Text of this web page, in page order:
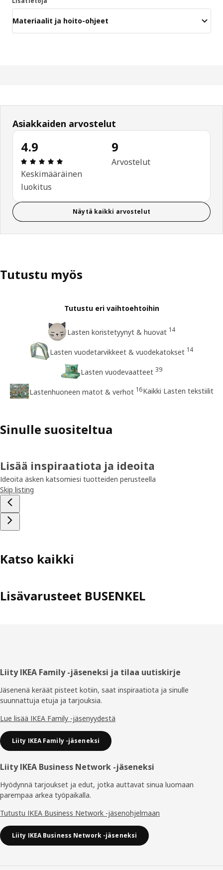
Materiaalit ja hoito-ohjeet
Asiakkaiden arvostelut
4.9
: 4.9 / 5 tähteä. Arvostelut yhteensä: 9
Keskimääräinen
luokitus
9
Arvostelut
Näytä kaikki arvostelut
Tutustu myös
Tutustu eri vaihtoehtoihin
Lasten koristetyynyt & huovat 14
Lasten vuodetarvikkeet & vuodekatokset 14
Lasten vuodevaatteet 39
Lastenhuoneen matot & verhot 16Kaikki Lasten tekstiilit
Sinulle suositeltua
Lisää inspiraatiota ja ideoita
Ideoita äsken katsomiesi tuotteiden perusteella
Skip listing
Katso kaikki
Lisävarusteet BUSENKEL
Alatunniste
Liity IKEA Family -jäseneksi ja tilaa uutiskirje
Jäsenenä keräät pisteet kotiin, saat inspiraatiota ja sinulle
suunnattuja etuja ja tarjouksia.​
Lue lisää IKEA Family -jäsenyydestä
Liity IKEA Family -jäseneksi
Liity IKEA Business Network -jäseneksi
Hyödynnä tarjoukset ja edut, jotka auttavat sinua luomaan
parempaa arkea työpaikalla.
Tutustu IKEA Business Network -jäsenohjelmaan
Liity IKEA Business Network -jäseneksi